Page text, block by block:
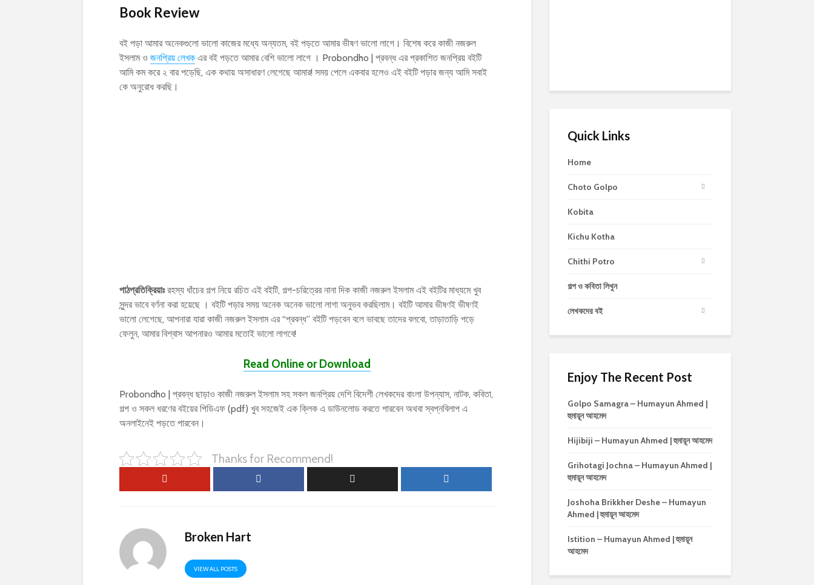
Book Review
বই পড়া আমার অনেকগুলো ভালো কাজের মধ্যে অন্যতম, বই পড়তে আমার ভীষণ ভালো লাগে। বিশেষ করে কাজী নজরুল
ইসলাম ও জনপ্রিয় লেখক এর বই পড়তে আমার বেশি ভালো লাগে । Probondho | প্রবন্ধ এর প্রকাশিত জনপ্রিয় বইটি
আমি কম করে ২ বার পড়েছি, এক কথায় অসাধারণ লেগেছে আমার! সময় পেলে একবার হলেও এই বইটি পড়ার জন্য আমি সবাই
কে অনুরোধ করছি।
পাঠপ্রতিক্রিয়াঃরহস্য ধাঁচের গল্প নিয়ে রচিত এই বইটি, গল্প-চরিত্রের নানা দিক কাজী নজরুল ইসলাম এই বইটির মাধ্যমে খুব
সুন্দর ভাবে বর্ণনা করা হয়েছে । বইটি পড়ার সময় অনেক অনেক ভালো লাগা অনুভব করছিলাম। বইটি আমার ভীষণই ভীষণই
ভালো লেগেছে, আপনারা যারা কাজী নজরুল ইসলাম এর “প্রবন্ধ” বইটি পড়বেন বলে ভাবছে তাদের বলবো, তাড়াতাড়ি পড়ে
ফেলুন, আমার বিশ্বাস আপনারও আমার মতোই ভালো লাগবে!
Read Online or Download
Probondho | প্রবন্ধ ছাড়াও কাজী নজরুল ইসলাম সহ সকল জনপ্রিয় দেশি বিদেশী লেখকদের বাংলা উপন্যাস, নাটক, কবিতা,
গল্প ও সকল ধরণের বইয়ের পিডিএফ (pdf) খুব সহজেই এক ক্লিক এ ডাউনলোড করতে পারবেন অথবা স্বপ্নবিলাপ এ
অনলাইনেই পড়তে পারবেন।
Thanks for Recommend!
Broken Hart
VIEW ALL POSTS
Quick Links
Home
Choto Golpo
Kobita
Kichu Kotha
Chithi Potro
গল্প ও কবিতা লিখুন
লেখকদের বই
Enjoy The Recent Post
Golpo Samagra – Humayun Ahmed |
হুমায়ূন আহমেদ
Hijibiji – Humayun Ahmed | হুমায়ূন আহমেদ
Grihotagi Jochna – Humayun Ahmed |
হুমায়ূন আহমেদ
Joshoha Brikkher Deshe – Humayun
Ahmed | হুমায়ূন আহমেদ
Istition – Humayun Ahmed | হুমায়ূন
আহমেদ